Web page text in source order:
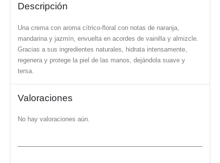
Descripción
Una crema con aroma cítrico-floral con notas de naranja,
mandarina y jazmín, envuelta en acordes de vainilla y almizcle.
Gracias a sus ingredientes naturales, hidrata intensamente,
regenera y protege la piel de las manos, dejándola suave y
tersa.
Valoraciones
No hay valoraciones aún.